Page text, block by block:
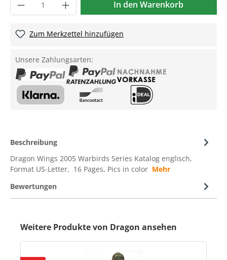
In den Warenkorb
Zum Merkzettel hinzufügen
Unsere Zahlungsarten:
Beschreibung
Dragon Wings 2005 Warbirds Series Katalog englisch,
Format US-Letter, 16 Pages, Pics in color Mehr
Bewertungen
Weitere Produkte von Dragon ansehen